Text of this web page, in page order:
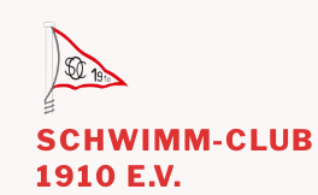
springen
SCHWIMM-
1910 E.V.